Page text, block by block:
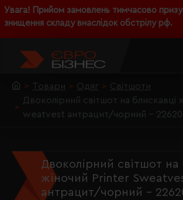
Увага! Прийом замовлень тимчасово
знищення складу внаслідок обстрілу рф.
Товари Одяг
Світшоти
Двоколірний світшот на блискавці
weatvest антрацит/чорний -
Двоколірний світшот на
жіночий Printer
антрацит/чорний -